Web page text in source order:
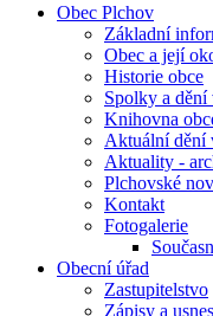
Obec Plchov
Základní
Obec a její
Historie obce
Spolky a dění
Knihovna
Aktuální dění
Aktuality -
Plchovské
Kontakt
Fotogalerie
Obecní úřad
Zastupitelstvo
Zápisy a